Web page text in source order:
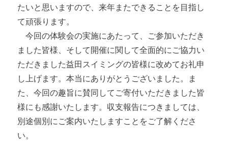
たいと思いますので、来年またできることを目指し
て頑張ります。
今回の体験会の実施にあたって、ご参加いただき
ました皆様、そして開催に関して全面的にご協力い
ただきました益田スイミングの皆様に改めてお礼申
し上げます。本当にありがとうございました。ま
た、今回の趣旨に賛同してご寄付いただきました皆
様にも感謝いたします。収支報告につきましては、
別途個別にご案内いたしますことをご了解くださ
い。